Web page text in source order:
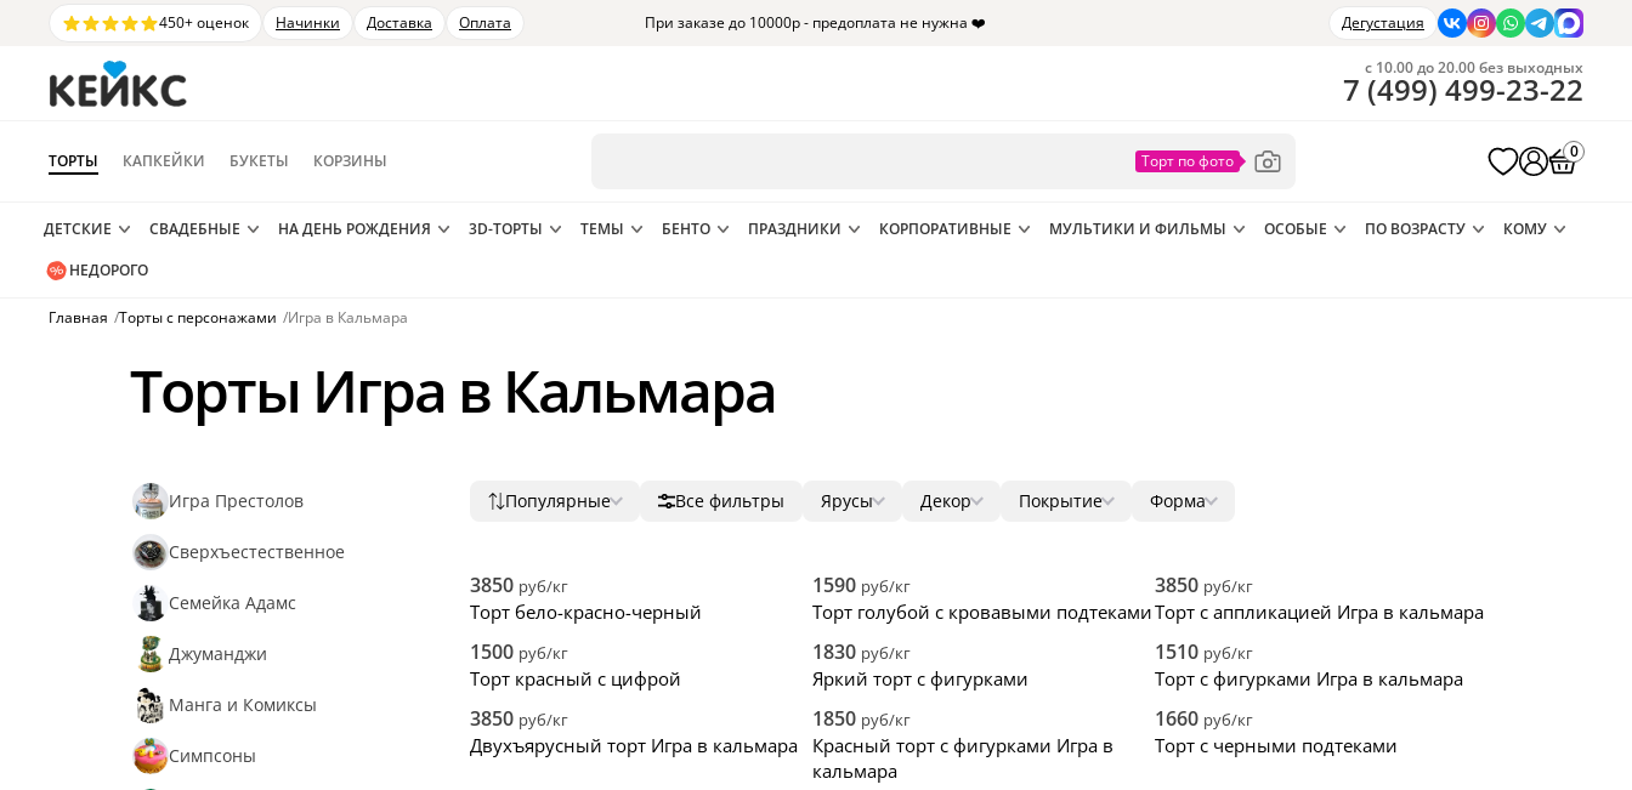
450+ оценок Начинки Доставка Оплата При заказе до 10000р - предоплата не нужна ❤️ Дегустация
ТОРТЫ КАПКЕЙКИ БУКЕТЫ КОРЗИНЫ
с 10.00 до 20.00 без выходных
7 (499) 499-23-22
0
ДЕТСКИЕ СВАДЕБНЫЕ НА ДЕНЬ РОЖДЕНИЯ 3D-ТОРТЫ ТЕМЫ БЕНТО ПРАЗДНИКИ КОРПОРАТИВНЫЕ МУЛЬТИКИ И ФИЛЬМЫ ОСОБЫЕ ПО ВОЗРАСТУ
КОМУ
НЕДОРОГО
Главная /Торты с персонажами /Игра в Кальмара
Торты Игра в Кальмара
Игра Престолов
Сверхъестественное
Семейка Адамс
Джуманджи
Манга и Комиксы
Симпсоны
Популярные
Сначала дорогие
Новинки
Все фильтры
Ярусы
3
5
0
Декор
0
надпись
0
Покрытие
зеркальная глазурь
голый торт
Форма
3D
прямоугольник
сердце
3850 руб/кг
Торт бело-красно-черный
1590 руб/кг
Торт голубой с кровавыми подтеками
3850 руб/кг
Торт с аппликацией Игра в кальмара
1500 руб/кг
Торт красный с цифрой
1830 руб/кг
Яркий торт с фигурками
1510 руб/кг
Торт с фигурками Игра в кальмара
3850 руб/кг
Двухъярусный торт Игра в кальмара
1850 руб/кг
Красный торт с фигурками Игра в
кальмара
1660 руб/кг
Торт с черными подтеками